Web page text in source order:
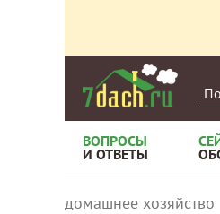
ВОПРОСЫ
И ОТВЕТЫ
домашнее хозяйство